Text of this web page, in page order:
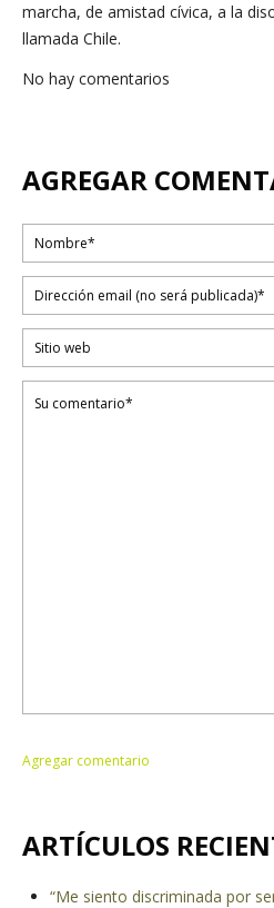
marcha, de amistad cívica, a la
llamada Chile.
No hay comentarios
AGREGAR
ARTÍCULOS
“Me siento discriminada por